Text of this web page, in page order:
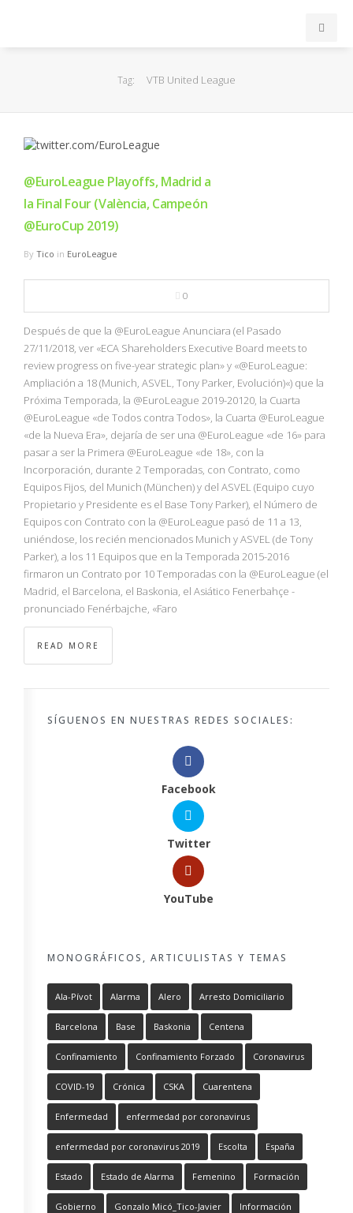
EuroLeague
FIBA
OTROS
MULTIMEDIA
Tag: VTB United League
@EuroLeague Playoffs, Madrid a
la Final Four (València, Campeón
@EuroCup 2019)
By Tico in EuroLeague
0
Después de que la @EuroLeague Anunciara (el Pasado
27/11/2018, ver «ECA Shareholders Executive Board meets to
review progress on five-year strategic plan» y «@EuroLeague:
Ampliación a 18 (Munich, ASVEL, Tony Parker, Evolución)«) que la
Próxima Temporada, la @EuroLeague 2019-20120, la Cuarta
@EuroLeague «de Todos contra Todos», la Cuarta @EuroLeague
«de la Nueva Era», dejaría de ser una @EuroLeague «de 16» para
pasar a ser la Primera @EuroLeague «de 18», con la
Incorporación, durante 2 Temporadas, con Contrato, como
Equipos Fijos, del Munich (München) y del ASVEL (Equipo cuyo
Propietario y Presidente es el Base Tony Parker), el Número de
Equipos con Contrato con la @EuroLeague pasó de 11 a 13,
uniéndose, los recién mencionados Munich y ASVEL (de Tony
Parker), a los 11 Equipos que en la Temporada 2015-2016
firmaron un Contrato por 10 Temporadas con la @EuroLeague (el
Madrid, el Barcelona, el Baskonia, el Asiático Fenerbahçe -
pronunciado Fenérbajche, «Faro
READ MORE
SÍGUENOS EN NUESTRAS REDES SOCIALES:
Facebook
Twitter
YouTube
MONOGRÁFICOS, ARTICULISTAS Y TEMAS
Ala-Pívot Alarma Alero Arresto Domiciliario
Barcelona Base Baskonia Centena
Confinamiento Confinamiento Forzado Coronavirus
COVID-19 Crónica CSKA Cuarentena
Enfermedad enfermedad por coronavirus
enfermedad por coronavirus 2019 Escolta España
Estado Estado de Alarma Femenino Formación
Gobierno Gonzalo Micó_Tico-Javier Información